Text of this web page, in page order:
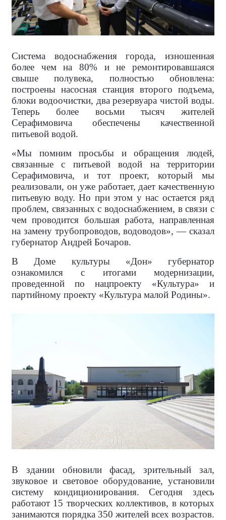
Система водоснабжения города, изношенная
более чем на 80% и не ремонтировавшаяся
свыше полувека, полностью обновлена:
построены насосная станция второго подъема,
блоки водоочистки, два резервуара чистой воды.
Теперь более восьми тысяч жителей
Серафимовича обеспечены качественной
питьевой водой.
«Мы помним просьбы и обращения людей,
связанные с питьевой водой на территории
Серафимовича, и тот проект, который мы
реализовали, он уже работает, дает качественную
питьевую воду. Но при этом у нас остается ряд
проблем, связанных с водоснабжением, в связи с
чем проводится большая работа, направленная
на замену трубопроводов, водоводов», — сказал
губернатор Андрей Бочаров.
В Доме культуры «Дон» губернатор
ознакомился с итогами модернизации,
проведенной по нацпроекту «Культура» и
партийному проекту «Культура малой Родины».
В здании обновили фасад, зрительный зал,
звуковое и световое оборудование, установили
систему кондиционирования. Сегодня здесь
работают 15 творческих коллективов, в которых
занимаются порядка 350 жителей всех возрастов.